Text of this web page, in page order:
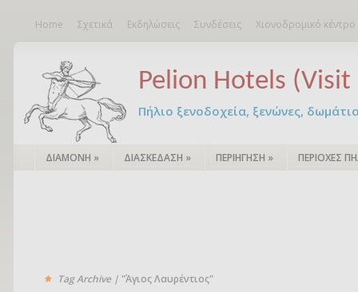
Home Σχετικά Εκδηλώσεις Συνδέσεις Χιονοδρομικό
Pelion Hotels (Visit
Πήλιο ξενοδοχεία, ξενώνες,
ΔΙΑΜΟΝΗ » ΔΙΑΣΚΕΔΑΣΗ » ΠΕΡΙΗΓΗΣΗ » ΠΕΡΙΟΧΕΣ
Tag Archive | "Άγιος Λαυρέντιος"